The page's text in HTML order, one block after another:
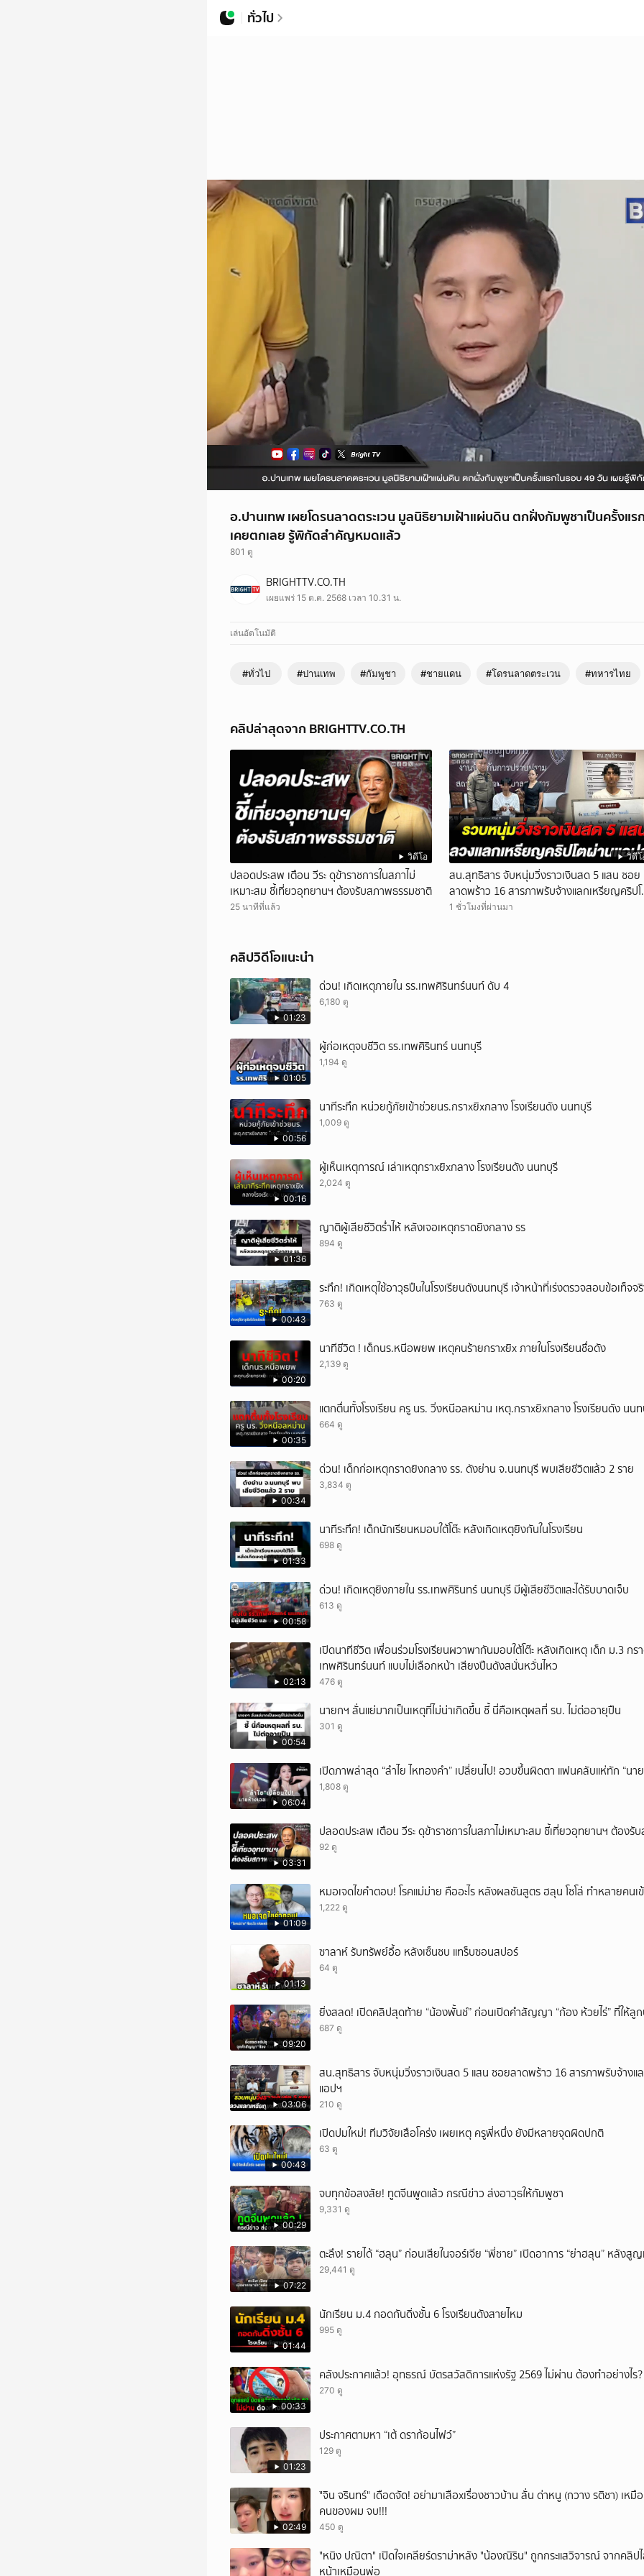
ทั่วไป
อ.ปานเทพ เผยโดรนลาดตระเวน มูลนิธิยามเฝ้าแผ่นดิน ตกฝั่งกัมพูชาเป็นครั้งแร
เคยตกเลย รู้พิกัดสำคัญหมดแล้ว
801 ดู
BRIGHTTV.CO.TH
เผยแพร่ 15 ต.ค. 2568 เวลา 10.31 น.
เล่นอัตโนมัติ
#ทั่วไป #ปานเทพ #กัมพูชา #ชายแดน #โดรนลาดตระเวน #ทหารไทย
คลิปล่าสุดจาก BRIGHTTV.CO.TH
วิดีโอ
ปลอดประสพ เตือน วีระ ดุข้าราชการในสภาไม่
เหมาะสม ชี้เที่ยวอุทยานฯ ต้องรับสภาพธรรมชาติ
25 นาทีที่แล้ว
วิดีโ
สน.สุทธิสาร จับหนุ่มวิ่งราวเงินสด 5 แสน ซอย
ลาดพร้าว 16 สารภาพรับจ้างแลกเหรียญคริป
ผ่านแอปฯ
1 ชั่วโมงที่ผ่านมา
คลิปวิดีโอแนะนำ
01:23
ด่วน! เกิดเหตุภายใน รร.เทพศิรินทร์นนท์ ดับ 4
6,180 ดู
01:05
ผู้ก่อเหตุจบชีวิต รร.เทพศิรินทร์ นนทบุรี
1,194 ดู
00:56
นาทีระทึก หน่วยกู้ภัยเข้าช่วยนร.กราxยิxกลาง โรงเรียนดัง นนทบุรี
1,009 ดู
00:16
ผู้เห็นเหตุการณ์ เล่าเหตุกราxยิxกลาง โรงเรียนดัง นนทบุรี
2,024 ดู
01:36
ญาติผู้เสียชีวิตร่ำไห้ หลังเจอเหตุกราดยิงกลาง รร
894 ดู
00:43
ระทึก! เกิดเหตุใช้อาวุธปืuในโรงเรียนดังนนทบุรี เจ้าหน้าที่เร่งตรวจสอบข้อเท็จจ
763 ดู
00:20
นาทีชีวิต ! เด็กนร.หนีอพยพ เหตุคนร้ายกราxยิx ภายในโรงเรียนชื่อดัง
2,139 ดู
00:35
แตกตื่นทั้งโรงเรียน ครู นร. วิ่งหนีอลหม่าน เหตุ.กราxยิxกลาง โรงเรียนดัง นน
664 ดู
00:34
ด่วน! เด็กก่อเหตุกราดยิงกลาง รร. ดังย่าน จ.นนทบุรี พบเสียชีวิตแล้ว 2 ราย
3,834 ดู
01:33
นาทีระทึก! เด็กนักเรียนหมอบใต้โต๊ะ หลังเกิดเหตุยิงกันในโรงเรียน
698 ดู
00:58
ด่วน! เกิดเหตุยิงภายใน รร.เทพศิรินทร์ นนทบุรี มีผู้เสียชีวิตและได้รับบาดเจ็บ
613 ดู
02:13
เปิดนาทีชีวิต เพื่อนร่วมโรงเรียนผวาพากันมอบใต้โต๊ะ หลังเกิดเหตุ เด็ก ม.3 กรา
เทพศิรินทร์นนท์ แบบไม่เลือกหน้า เสียงปืนดังสนั่นหวั่นไหว
476 ดู
00:54
นายกฯ ลั่นแย่มากเป็นเหตุที่ไม่น่าเกิดขึ้น ชี้ นี่คือเหตุผลที่ รบ. ไม่ต่ออายุปืน
301 ดู
06:04
เปิดภาพล่าสุด “ลำไย ไหทองคำ” เปลี่ยนไป! อวบขึ้นผิดตา แฟนคลับแห่ทัก “นา
1,808 ดู
03:31
ปลอดประสพ เตือน วีระ ดุข้าราชการในสภาไม่เหมาะสม ชี้เที่ยวอุทยานฯ ต้องรั
92 ดู
01:09
หมอเจดไขคำตอบ! โรคแม่ม่าย คืออะไร หลังผลชันสูตร ฮลุน โซโล่ ทำหลายคนเ
1,222 ดู
01:13
ซาลาห์ รับทรัพย์อื้อ หลังเซ็นซบ แทร็บซอนสปอร์
64 ดู
09:20
ยิ่งสลด! เปิดคลิปสุดท้าย “น้องพั้นช์” ก่อนเปิดคำสัญญา “ก้อง ห้วยไร่” ที่ให้ลู
687 ดู
03:06
สน.สุทธิสาร จับหนุ่มวิ่งราวเงินสด 5 แสน ซอยลาดพร้าว 16 สารภาพรับจ้างแ
แอปฯ
210 ดู
00:43
เปิดปมใหม่! ทีมวิจัยเสือโคร่ง เผยเหตุ ครูพี่หนึ่ง ยังมีหลายจุดผิดปกติ
63 ดู
00:29
จบทุกข้อสงสัย! ทูตจีนพูดแล้ว กรณีข่าว ส่งอาวุธให้กัมพูชา
9,331 ดู
07:22
ตะลึง! รายได้ “ฮลุน” ก่อนเสียในจอร์เจีย “พี่ชาย” เปิดอาการ “ย่าฮลุน” หลัง
29,441 ดู
01:44
นักเรียน ม.4 กอดกันดิ่งชั้น 6 โรงเรียนดังสายไหม
995 ดู
00:33
คลังประกาศแล้ว! อุทธรณ์ บัตรสวัสดิการแห่งรัฐ 2569 ไม่ผ่าน ต้องทำอย่างไร?
270 ดู
01:23
ประกาศตามหา “เต้ ดราก้อนไฟว์”
129 ดู
02:49
"จิน จรินทร์" เดือดจัด! อย่ามาเสือxเรื่องชาวบ้าน ลั่น ด่าหนู (กวาง รติชา) เห
คนของผม จบ!!!
450 ดู
"หนิง ปณิตา" เปิดใจเคลียร์ดราม่าหลัง "น้องณิริน" ถูกกระแสวิจารณ์ จากคลิป
หน้าเหมือนพ่อ